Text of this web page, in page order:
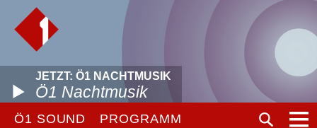
JETZT: Ö1 NACHTMUSIK
Ö1 Nachtmusik
Ö1 SOUND PROGRAMM